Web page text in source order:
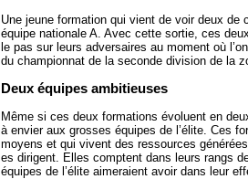
Une jeune formation qui vient de voir deux de
équipe nationale A. Avec cette sortie, ces
le pas sur leurs adversaires au moment où
du championnat de la seconde division de la
Deux équipes ambitieuses
Même si ces deux formations évoluent en
à envier aux grosses équipes de l’élite. Ces
moyens et qui vivent des ressources
es dirigent. Elles comptent dans leurs rangs
équipes de l’élite aimeraient avoir dans leur